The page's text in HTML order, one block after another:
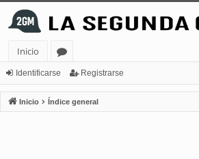
Inicio
or
os
Identificarse Registrarse
Inicio Índice general